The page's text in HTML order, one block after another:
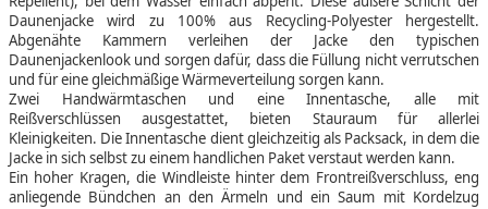
Daunenjacke wird zu 100% aus Recycling-Polyester hergestellt.
Abgenähte Kammern verleihen der Jacke den typischen
Daunenjackenlook und sorgen dafür, dass die Füllung nicht verrutschen
und für eine gleichmäßige Wärmeverteilung sorgen kann.
Zwei Handwärmtaschen und eine Innentasche, alle mit
Reißverschlüssen ausgestattet, bieten Stauraum für allerlei
Kleinigkeiten. Die Innentasche dient gleichzeitig als Packsack, in dem die
Jacke in sich selbst zu einem handlichen Paket verstaut werden kann.
Ein hoher Kragen, die Windleiste hinter dem Frontreißverschluss, eng
anliegende Bündchen an den Ärmeln und ein Saum mit Kordelzug